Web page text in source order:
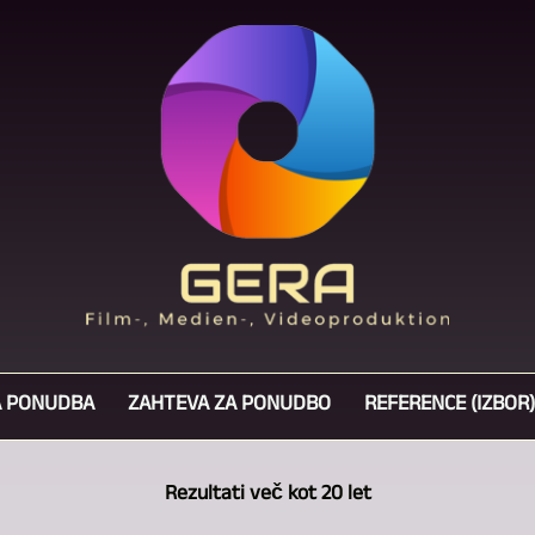
ZAHTEVA ZA PONUDBO REFERENCE (IZBOR)
Rezultati več kot 20 let